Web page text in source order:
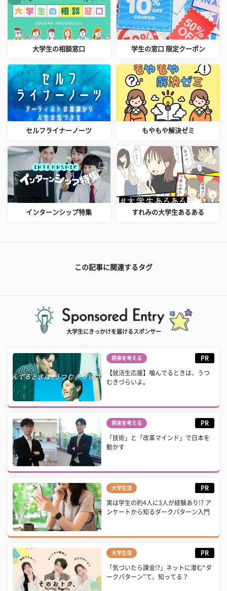
大学生の相談窓口 学生の窓口 限定クーポン
セルフライナーノーツ もやもや解決ゼミ
インターンシップ特集 すれみの大学生あるある
この記事に関連するタグ
大学生にきっかけを届けるスポンサー
将来を考える PR
【就活生応援】噛んでるときは、うつ
むきづらいよ。
将来を考える PR
「技術」と「改革マインド」で日本を
動かす
大学生活 PR
実は学生の約4人に3人が経験あり!? ア
ンケートから知るダークパターン入門
大学生活 PR
「気づいたら課金!?」ネットに潜む“ダ
ークパターン”て、知ってる？